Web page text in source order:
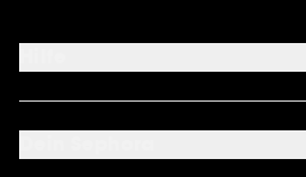
FAQ
Kontakt